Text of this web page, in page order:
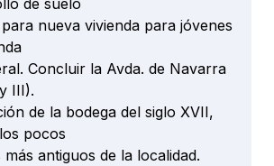
nueva vivienda para jóvenes
Concluir la Avda. de Navarra
III).
de la bodega del siglo XVII,
pocos
más antiguos de la localidad.